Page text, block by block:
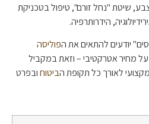
שיטת "נחל זורם", טיפול בטכניקת
הידרותרפיה.
יודעים להתאים את הפוליסה
מחיר אטרקטיבי – וזאת במקביל
לאורך כל תקופת הביטוחובפרט